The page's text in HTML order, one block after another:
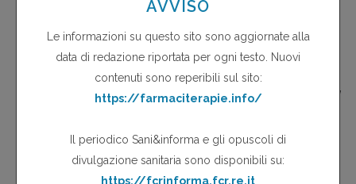
Bibliografia
- Conn HO and Blitzer BL. Non association of
adrenocorticosteroid therapy and peptic ulcer.
N Engl J
- Messer J et al. Association of adrenocorticosteroid therapy
and peptic-ulcer disease.N EngI J Med1983;309: 21-4.
- Piper JM et al. Corticosteroid use and peptic ulcer disease: